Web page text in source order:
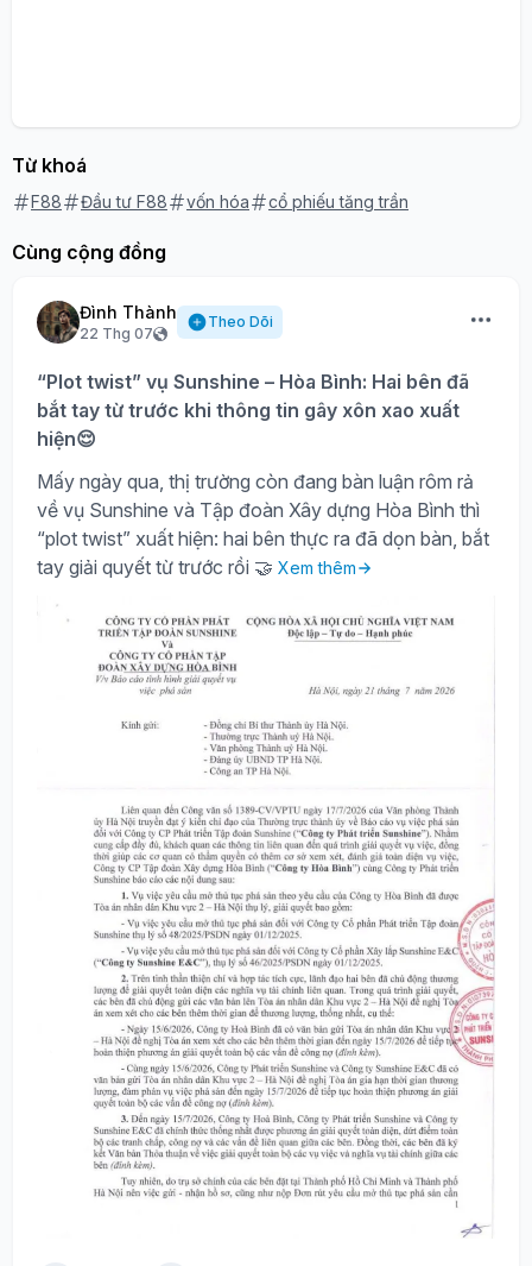
Từ khoá
F88 Đầu tư F88 vốn hóa cổ phiếu tăng trần
Cùng cộng đồng
Đình Thành
22 Thg 07
Theo Dõi
“Plot twist” vụ Sunshine – Hòa Bình: Hai bên đã
bắt tay từ trước khi thông tin gây xôn xao xuất
hiện😌
Mấy ngày qua, thị trường còn đang bàn luận rôm rả
về vụ Sunshine và Tập đoàn Xây dựng Hòa Bình thì
“plot twist” xuất hiện: hai bên thực ra đã dọn bàn, bắt
tay giải quyết từ trước rồi 🤝 Xem thêm